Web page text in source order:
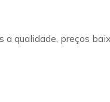
qualidade, preços